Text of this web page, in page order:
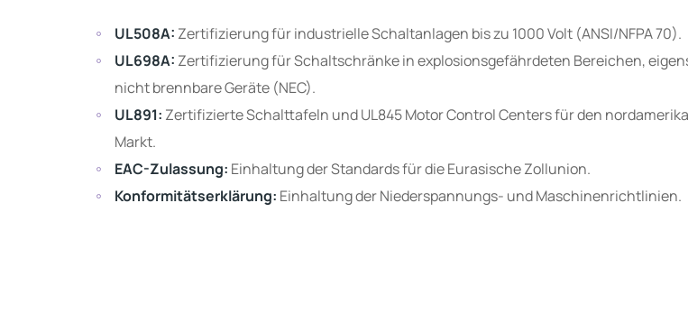
UL508A: Zertifizierung für industrielle Schaltanlagen bis zu 1000 Volt (ANSI/NFPA 70).
UL698A: Zertifizierung für Schaltschränke in explosionsgefährdeten Bereichen,
nicht brennbare Geräte (NEC).
UL891: Zertifizierte Schalttafeln und UL845 Motor Control Centers für den
Markt.
EAC-Zulassung: Einhaltung der Standards für die Eurasische Zollunion.
Konformitätserklärung: Einhaltung der Niederspannungs- und Maschinenrichtlinien.